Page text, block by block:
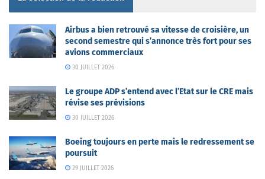
Airbus a bien retrouvé sa vitesse de croisière, un
second semestre qui s’annonce très fort pour ses
avions commerciaux
30 JUILLET 2026
Le groupe ADP s’entend avec l’Etat sur le CRE mais
révise ses prévisions
30 JUILLET 2026
Boeing toujours en perte mais le redressement se
poursuit
29 JUILLET 2026